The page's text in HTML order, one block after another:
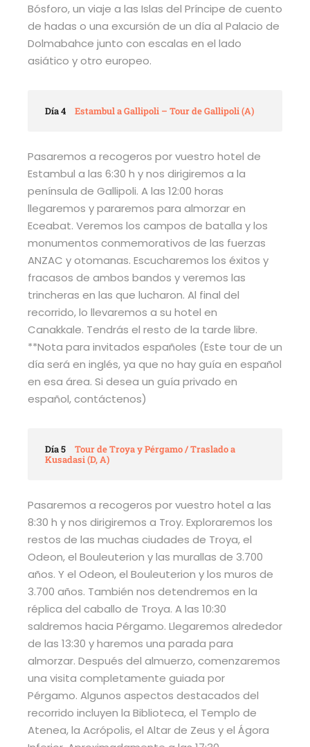
Bósforo, un viaje a las Islas del Príncipe de cuento
de hadas o una excursión de un día al Palacio de
Dolmabahce junto con escalas en el lado
asiático y otro europeo.
Día 4 Estambul a Gallipoli – Tour de Gallipoli (A)
Pasaremos a recogeros por vuestro hotel de
Estambul a las 6:30 h y nos dirigiremos a la
península de Gallipoli. A las 12:00 horas
llegaremos y pararemos para almorzar en
Eceabat. Veremos los campos de batalla y los
monumentos conmemorativos de las fuerzas
ANZAC y otomanas. Escucharemos los éxitos y
fracasos de ambos bandos y veremos las
trincheras en las que lucharon. Al final del
recorrido, lo llevaremos a su hotel en
Canakkale. Tendrás el resto de la tarde libre.
**Nota para invitados españoles (Este tour de un
día será en inglés, ya que no hay guía en español
en esa área. Si desea un guía privado en
español, contáctenos)
Día 5
Tour de Troya y Pérgamo / Traslado a
Kusadasi (D, A)
Pasaremos a recogeros por vuestro hotel a las
8:30 h y nos dirigiremos a Troy. Exploraremos los
restos de las muchas ciudades de Troya, el
Odeon, el Bouleuterion y las murallas de 3.700
años. Y el Odeon, el Bouleuterion y los muros de
3.700 años. También nos detendremos en la
réplica del caballo de Troya. A las 10:30
saldremos hacia Pérgamo. Llegaremos alrededor
de las 13:30 y haremos una parada para
almorzar. Después del almuerzo, comenzaremos
una visita completamente guiada por
Pérgamo. Algunos aspectos destacados del
recorrido incluyen la Biblioteca, el Templo de
Atenea, la Acrópolis, el Altar de Zeus y el Ágora